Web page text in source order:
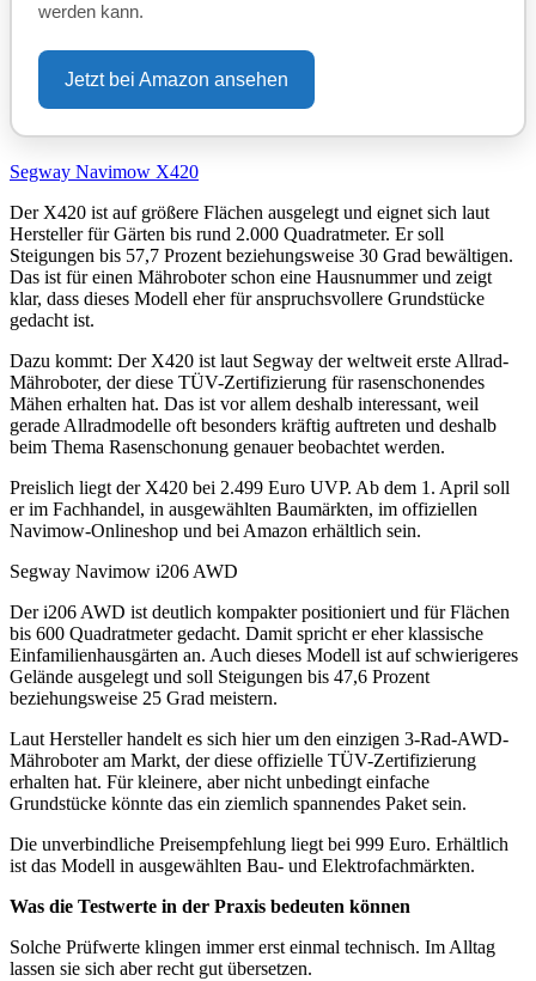
werden kann.
Jetzt bei Amazon ansehen
Segway Navimow X420
Der X420 ist auf größere Flächen ausgelegt und eignet sich laut
Hersteller für Gärten bis rund 2.000 Quadratmeter. Er soll
Steigungen bis 57,7 Prozent beziehungsweise 30 Grad bewältigen.
Das ist für einen Mähroboter schon eine Hausnummer und zeigt
klar, dass dieses Modell eher für anspruchsvollere Grundstücke
gedacht ist.
Dazu kommt: Der X420 ist laut Segway der weltweit erste Allrad-
Mähroboter, der diese TÜV-Zertifizierung für rasenschonendes
Mähen erhalten hat. Das ist vor allem deshalb interessant, weil
gerade Allradmodelle oft besonders kräftig auftreten und deshalb
beim Thema Rasenschonung genauer beobachtet werden.
Preislich liegt der X420 bei 2.499 Euro UVP. Ab dem 1. April soll
er im Fachhandel, in ausgewählten Baumärkten, im offiziellen
Navimow-Onlineshop und bei Amazon erhältlich sein.
Segway Navimow i206 AWD
Der i206 AWD ist deutlich kompakter positioniert und für Flächen
bis 600 Quadratmeter gedacht. Damit spricht er eher klassische
Einfamilienhausgärten an. Auch dieses Modell ist auf schwierigeres
Gelände ausgelegt und soll Steigungen bis 47,6 Prozent
beziehungsweise 25 Grad meistern.
Laut Hersteller handelt es sich hier um den einzigen 3-Rad-AWD-
Mähroboter am Markt, der diese offizielle TÜV-Zertifizierung
erhalten hat. Für kleinere, aber nicht unbedingt einfache
Grundstücke könnte das ein ziemlich spannendes Paket sein.
Die unverbindliche Preisempfehlung liegt bei 999 Euro. Erhältlich
ist das Modell in ausgewählten Bau- und Elektrofachmärkten.
Was die Testwerte in der Praxis bedeuten können
Solche Prüfwerte klingen immer erst einmal technisch. Im Alltag
lassen sie sich aber recht gut übersetzen.